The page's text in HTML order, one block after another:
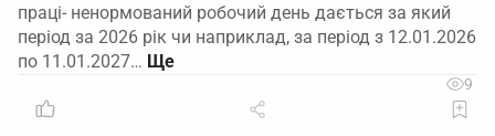
праці- ненормований робочий день дається за який
період за 2026 рік чи наприклад, за період з 12.01.2026
по 11.01.2027…
9